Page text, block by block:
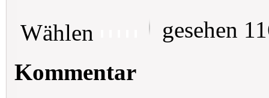
Wählen
gesehen
Kommentar